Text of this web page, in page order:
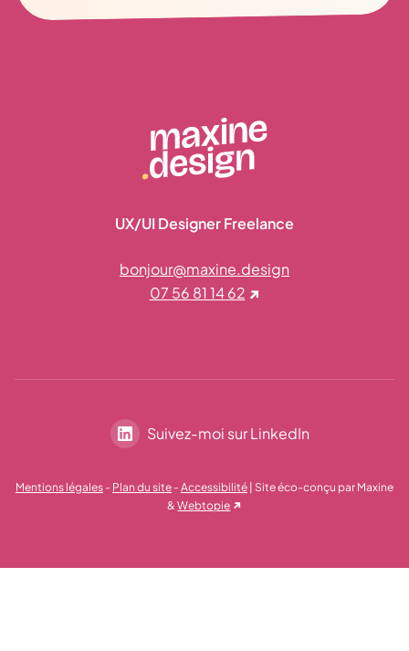
UX/UI Designer Freelance
bonjour@maxine.design
07 56 81 14 62
linkedinSuivez-moi sur LinkedIn
Mentions légales- Plan du site-Accessibilité| Site éco-conçu par Maxine
&Webtopie